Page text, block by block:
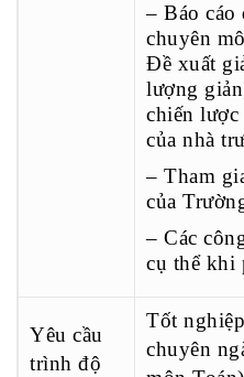
– Báo
chuyên
Đề xuất
lượng
chiến lược
của nhà
– Tham
của
– Các
cụ thể khi
Yêu cầu
trình độ
Tốt
chuyên